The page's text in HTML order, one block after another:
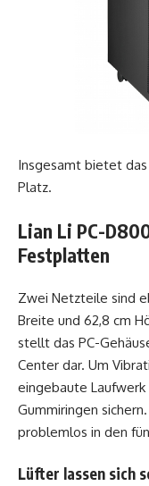
Insgesamt bietet
Platz.
Lian Li PC-
Festplatten
Zwei Netzteile sind
Breite und 62,8 cm
stellt das PC-
Center dar. Um
eingebaute
Gummiringen
problemlos in den
Lüfter lassen sich